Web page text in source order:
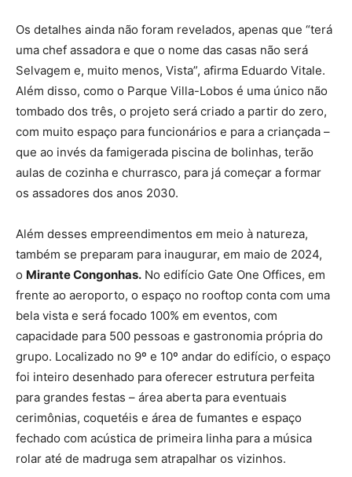
Os detalhes ainda não foram revelados, apenas que “terá
uma chef assadora e que o nome das casas não será
Selvagem e, muito menos, Vista”, afirma Eduardo Vitale.
Além disso, como o Parque Villa-Lobos é uma único não
tombado dos três, o projeto será criado a partir do zero,
com muito espaço para funcionários e para a criançada –
que ao invés da famigerada piscina de bolinhas, terão
aulas de cozinha e churrasco, para já começar a formar
os assadores dos anos 2030.
Além desses empreendimentos em meio à natureza,
também se preparam para inaugurar, em maio de 2024,
o Mirante Congonhas. No edifício Gate One Offices, em
frente ao aeroporto, o espaço no rooftop conta com uma
bela vista e será focado 100% em eventos, com
capacidade para 500 pessoas e gastronomia própria do
grupo. Localizado no 9º e 10º andar do edifício, o espaço
foi inteiro desenhado para oferecer estrutura perfeita
para grandes festas – área aberta para eventuais
cerimônias, coquetéis e área de fumantes e espaço
fechado com acústica de primeira linha para a música
rolar até de madruga sem atrapalhar os vizinhos.